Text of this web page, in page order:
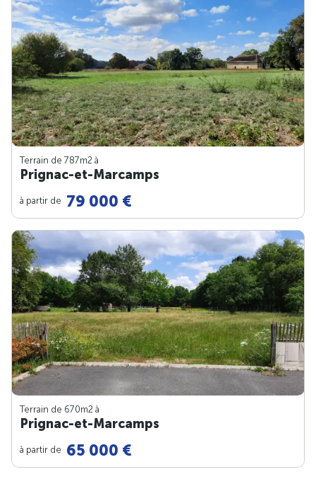
Terrain de 787m2 à
Prignac-et-Marcamps
à partir de 79 000 €
Terrain de 670m2 à
Prignac-et-Marcamps
à partir de 65 000 €